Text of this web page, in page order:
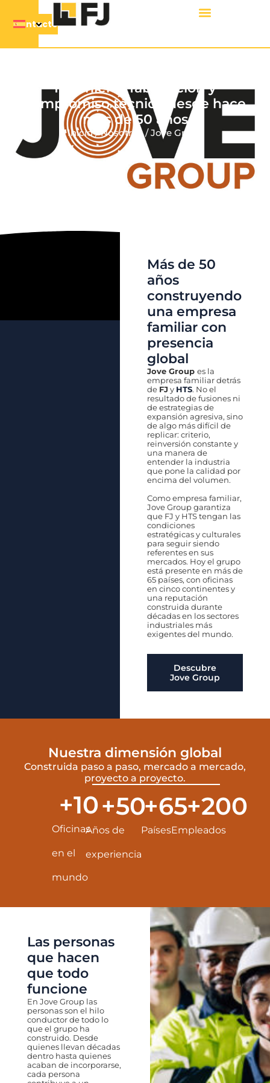
Contacto
Ingeniería, fabricación y
compromiso técnico desde hace
más de 50 años
Inicio/Nosotros/ Jove Group
Más de 50
años
construyendo
una empresa
familiar con
presencia
global
Jove Group es la
empresa familiar detrás
de FJ y HTS. No el
resultado de fusiones ni
deestrategias de
expansión agresiva, sino
de algo másdifícil de
replicar: criterio,
reinversión constante y
una manera de
entender la industria
que pone la calidad por
encima del volumen.
Como empresa familiar,
Jove Groupgarantiza
que FJ y HTS tengan las
condiciones
estratégicas yculturales
para seguir siendo
referentes en sus
mercados. Hoy el grupo
está presente en más de
65 países, con oficinas
en cinco continentes y
una reputación
construida durante
décadasen los sectores
industriales más
exigentes del mundo.
Descubre
Jove Group
Nuestra dimensión global
Construida paso a paso, mercado a mercado,
proyecto a proyecto.
Oficinas
en el
mundo
+10
Años de
experiencia
+50
Países
+65
Empleados
+200
Las personas
que hacen
que todo
funcione
En Jove Group las
personas son el hilo
conductor de todo lo
que el grupo ha
construido. Desde
quienes llevan décadas
dentro hasta quienes
acaban de incorporarse,
cada persona